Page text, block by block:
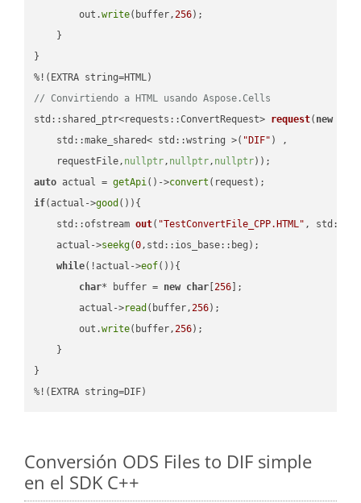
        out.
write(buffer,256);
    }
}
// Convirtiendo a HTML usando Aspose.Cells
std::shared_ptr<requests::ConvertRequest> request( new
    std::make_shared< std::wstring >(
"DIF" ) ,
    requestFile,
nullptr, nullptr, nullptr))
auto actual = getApi()->convert
if(actual->good ()){
std::ofstream out( "TestConvertFile_CPP.HTML" ,
    actual->
seekg(0,std::ios_base::beg);
while(!actual->eof()){
char* buffer = new char [256 ];
        actual->
read (buffer,256);
        out.
write(buffer,256);
    }
}
%!(EXTRA string=DIF)
Conversión ODS Files to DIF simple
en el SDK C++